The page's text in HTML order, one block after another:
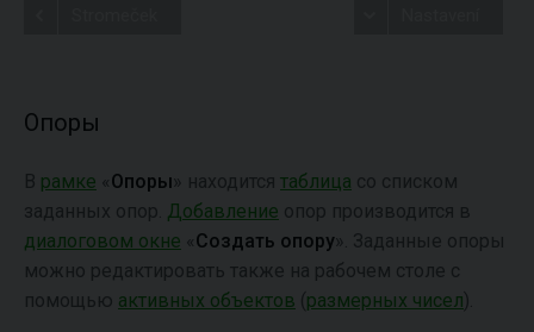
Опоры
В рамке « Опоры » находится таблица со списком
заданных опор. Добавление опор производится в
диалоговом окне « Создать опору ». Заданные опоры
можно редактировать также на рабочем столе с
помощью активных объектов ( размерных чисел).